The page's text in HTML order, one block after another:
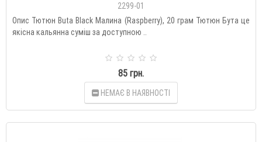
2299-01
Опис Тютюн Buta Black Малина (Raspberry), 20 грам Тютюн Бута це
якісна кальянна суміш за доступною ..
85 грн.
НЕМАЄ В НАЯВНОСТІ